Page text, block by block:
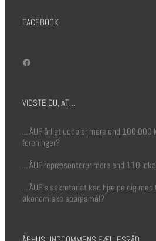
FACEBOOK
VIDSTE DU, AT…
... ÅUF årligt uddeler mere end
foreninger?
... ÅUF repræsenterer mere end 110
... ÅUF's sekretariat kan hjælpe dig
økonomiske spørgsmål?